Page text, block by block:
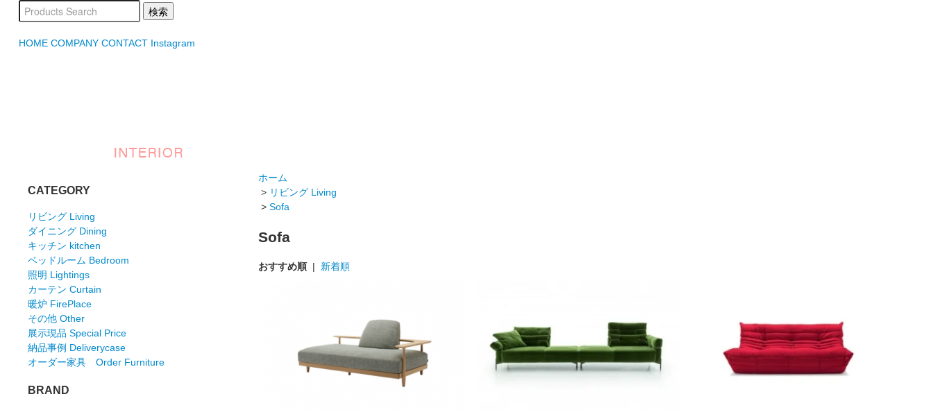
HOME COMPANY CONTACT Instagram
ホーム
> リビング Living
> Sofa
Sofa
おすすめ順| 新着順
CATEGORY
リビング Living
ダイニング Dining
キッチン kitchen
ベッドルーム Bedroom
照明 Lightings
カーテン Curtain
暖炉 FirePlace
その他 Other
展示現品 Special Price
納品事例 Deliverycase
オーダー家具 Order Furniture
BRAND